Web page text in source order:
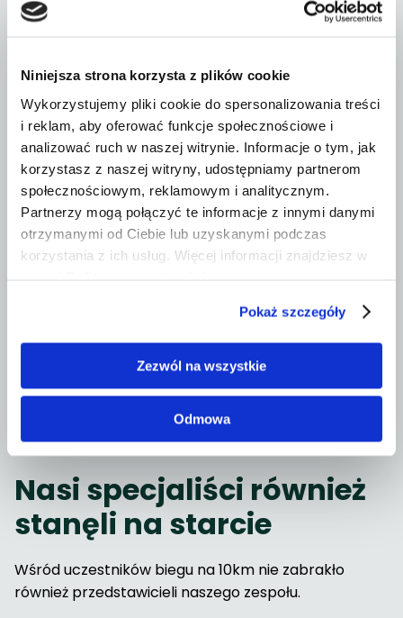
Niniejsza strona korzysta z plików cookie
Wykorzystujemy pliki cookie do spersonalizowania treści
i reklam, aby oferować funkcje społecznościowe i
analizować ruch w naszej witrynie. Informacje o tym, jak
korzystasz z naszej witryny, udostępniamy partnerom
społecznościowym, reklamowym i analitycznym.
Partnerzy mogą połączyć te informacje z innymi danymi
otrzymanymi od Ciebie lub uzyskanymi podczas
korzystania z ich usług. Więcej informacji znajdziesz w
Pokaż szczegóły
Zezwól na wszystkie
Odmowa
Regeneracja po biegu
zainteresowaniem
Odwiedzający nasze stoisko mogli bezpłatnie
skorzystać zterapii manualnej,masażu,
elektrostymulacji Compex orazkompresoterapii
Normatecwspomagającej regenerację i drenaż
limfatyczny po wysiłku.
Szczególnie po zakończeniu rywalizacji nie
zastosowane metody pomagały zmniejszyć uczucie
zmęczenia i napięcia mięśniowego po biegu.
Warto dodać, że urządzenia Compex i Normatec,
które były dostępne podczas wydarzenia, można
również wypożyczyć w naszej wypożyczalni sprzętu
medycznego.
Nasi specjaliści również
stanęli na starcie
Wśród uczestników biegu na 10km nie zabrakło
również przedstawicieli naszego zespołu.